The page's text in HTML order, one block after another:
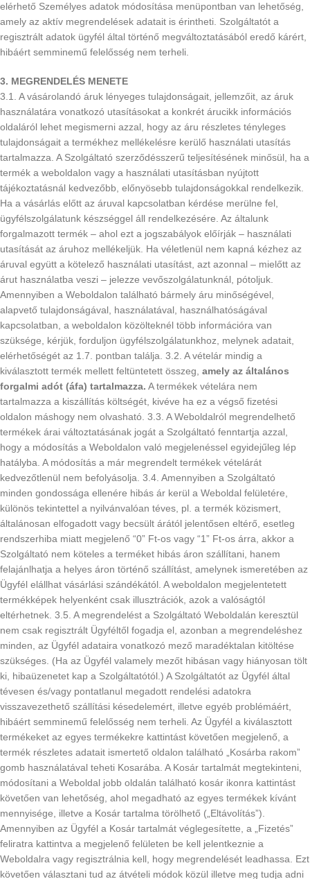
elérhető Személyes adatok módosítása menüpontban van lehetőség,
amely az aktív megrendelések adatait is érintheti. Szolgáltatót a
regisztrált adatok ügyfél által történő megváltoztatásából eredő kárért,
hibáért semminemű felelősség nem terheli.
3. MEGRENDELÉS MENETE
3.1. A vásárolandó áruk lényeges tulajdonságait, jellemzőit, az áruk
használatára vonatkozó utasításokat a konkrét árucikk információs
oldaláról lehet megismerni azzal, hogy az áru részletes tényleges
tulajdonságait a termékhez mellékelésre kerülő használati utasítás
tartalmazza. A Szolgáltató szerződésszerű teljesítésének minősül, ha a
termék a weboldalon vagy a használati utasításban nyújtott
tájékoztatásnál kedvezőbb, előnyösebb tulajdonságokkal rendelkezik.
Ha a vásárlás előtt az áruval kapcsolatban kérdése merülne fel,
ügyfélszolgálatunk készséggel áll rendelkezésére. Az általunk
forgalmazott termék – ahol ezt a jogszabályok előírják – használati
utasítását az áruhoz mellékeljük. Ha véletlenül nem kapná kézhez az
áruval együtt a kötelező használati utasítást, azt azonnal – mielőtt az
árut használatba veszi – jelezze vevőszolgálatunknál, pótoljuk.
Amennyiben a Weboldalon található bármely áru minőségével,
alapvető tulajdonságával, használatával, használhatóságával
kapcsolatban, a weboldalon közölteknél több információra van
szüksége, kérjük, forduljon ügyfélszolgálatunkhoz, melynek adatait,
elérhetőségét az 1.7. pontban találja. 3.2. A vételár mindig a
kiválasztott termék mellett feltüntetett összeg, amely az általános
forgalmi adót (áfa) tartalmazza. A termékek vételára nem
tartalmazza a kiszállítás költségét, kivéve ha ez a végső fizetési
oldalon máshogy nem olvasható. 3.3. A Weboldalról megrendelhető
termékek árai változtatásának jogát a Szolgáltató fenntartja azzal,
hogy a módosítás a Weboldalon való megjelenéssel egyidejűleg lép
hatályba. A módosítás a már megrendelt termékek vételárát
kedvezőtlenül nem befolyásolja. 3.4. Amennyiben a Szolgáltató
minden gondossága ellenére hibás ár kerül a Weboldal felületére,
különös tekintettel a nyilvánvalóan téves, pl. a termék közismert,
általánosan elfogadott vagy becsült árától jelentősen eltérő, esetleg
rendszerhiba miatt megjelenő “0” Ft-os vagy “1” Ft-os árra, akkor a
Szolgáltató nem köteles a terméket hibás áron szállítani, hanem
felajánlhatja a helyes áron történő szállítást, amelynek ismeretében az
Ügyfél elállhat vásárlási szándékától. A weboldalon megjelentetett
termékképek helyenként csak illusztrációk, azok a valóságtól
eltérhetnek. 3.5. A megrendelést a Szolgáltató Weboldalán keresztül
nem csak regisztrált Ügyféltől fogadja el, azonban a megrendeléshez
minden, az Ügyfél adataira vonatkozó mező maradéktalan kitöltése
szükséges. (Ha az Ügyfél valamely mezőt hibásan vagy hiányosan tölt
ki, hibaüzenetet kap a Szolgáltatótól.) A Szolgáltatót az Ügyfél által
tévesen és/vagy pontatlanul megadott rendelési adatokra
visszavezethető szállítási késedelemért, illetve egyéb problémáért,
hibáért semminemű felelősség nem terheli. Az Ügyfél a kiválasztott
termékeket az egyes termékekre kattintást követően megjelenő, a
termék részletes adatait ismertető oldalon található „Kosárba rakom”
gomb használatával teheti Kosarába. A Kosár tartalmát megtekinteni,
módosítani a Weboldal jobb oldalán található kosár ikonra kattintást
követően van lehetőség, ahol megadható az egyes termékek kívánt
mennyisége, illetve a Kosár tartalma törölhető („Eltávolítás”).
Amennyiben az Ügyfél a Kosár tartalmát véglegesítette, a „Fizetés”
feliratra kattintva a megjelenő felületen be kell jelentkeznie a
Weboldalra vagy regisztrálnia kell, hogy megrendelését leadhassa. Ezt
követően választani tud az átvételi módok közül illetve meg tudja adni